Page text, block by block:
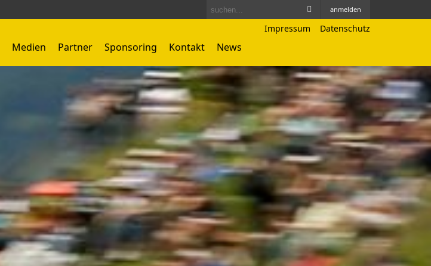
anmelden
Impressum Datenschutz
Medien Partner Sponsoring Kontakt News